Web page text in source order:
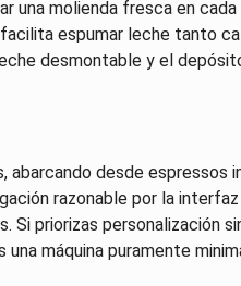
una molienda fresca en
espumar leche tanto
desmontable y el
desde espressos
razonable por la
Si priorizas personalización
máquina puramente